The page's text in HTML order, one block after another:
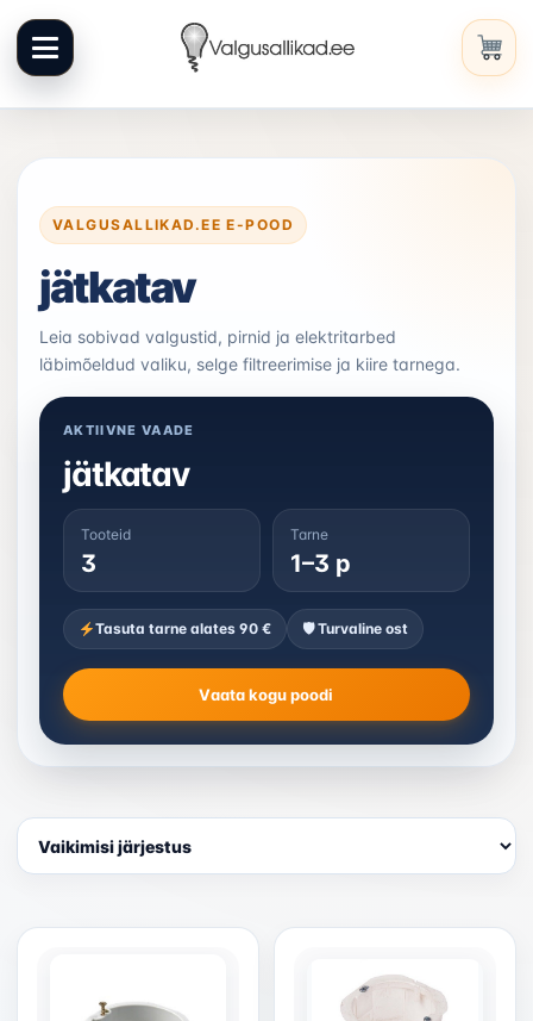
Liigu
sisuni
VALGUSALLIKAD.EE E-POOD
jätkatav
Leia sobivad valgustid, pirnid ja elektritarbed
läbimõeldud valiku, selge filtreerimise ja kiire tarnega.
AKTIIVNE VAADE
jätkatav
Tooteid
3
Tarne
1–3 p
Tasuta tarne alates 90 € 🛡 Turvaline ost
Vaata kogu poodi